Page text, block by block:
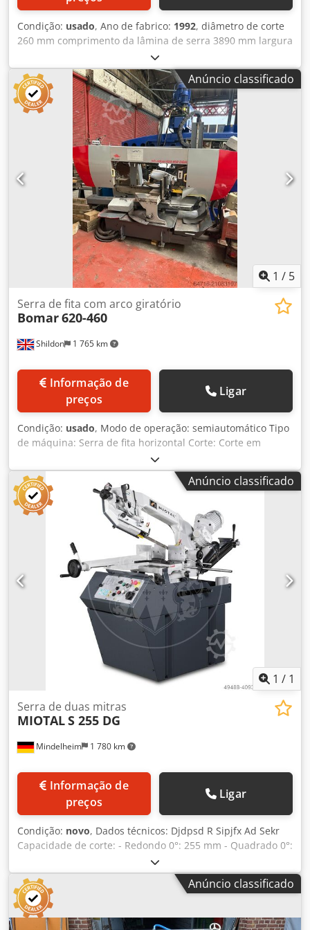
Condição: usado, Ano de fabrico: 1992, diâmetro de corte
260 mm comprimento da lâmina de serra 3890 mm largura
de corte 340 mm Velocidade de corte continuamente
variável m/min potência total necessária 2,4 kW Dodpfxsu
Rt Hds Ad Sekr Peso da máquina aprox. 1,5 t Espaço
necessário aprox. 2,5 x 1,4 x 2,0 m As garras de fixação do
torno podem ser ajustadas em esquadria.
Anúncio classificado
1 / 5
Shildon 1 765 km
Serra de fita com arco giratório
Bomar620-460
preços
Ligar
Condição: usado, Modo de operação: semiautomático Tipo
de máquina: Serra de fita horizontal Corte: Corte em
esquadria Dkjdpfx Ajydp Udjd Sor Ângulo de corte em
esquadria: -60° – 60° Acionamento: 4 kW, 3×400 V/50 Hz
Velocidade da lâmina: 20 – 120 m/min. Dimensões da
lâmina: 6.100×41×1,3 mm Altura de carga do material: 770
mm Comprimento mínimo do remanescente: 40 mm
Menor diâmetro de corte: Ø 5 mm
Anúncio classificado
1 / 1
Mindelheim 1 780 km
Serra de duas mitras
MIOTALS 255 DG
preços
Ligar
Condição: novo, Dados técnicos: Djdpsd R Sipjfx Ad Sekr
Capacidade de corte: - Redondo 0°: 255 mm - Quadrado 0°:
200 x 200 mm - Retangular 0°: 320 x 200 mm - Redondo
45°: 195 mm - Quadrado 45°: 195 x 195 mm - Retangular
45°: 195 mm - Redondo 60°: 125 mm - Quadrado 60°: 125 x
125 mm - Retangular 60°: 130 x 120 mm - Redondo -45°:
200 mm - Quadrado -45°: 170 x 170 mm - Retangular -45°:
Anúncio classificado